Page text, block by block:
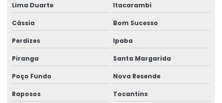
Talha Fixa Para Indústria Pesada
Talha Fixa Para Projetos De Engenharia Pesada
Talha Motorizada Para Pontes Rolantes Duplaviga
Talha Nova Com Inversor De Frequência
Lima Duarte Itacarambi
Cássia Bom Sucesso
Perdizes Ipaba
Piranga Santa Margarida
Poço Fundo Nova Resende
Raposos Tocantins